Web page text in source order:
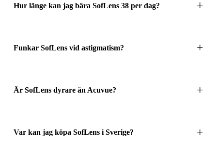
Hur länge kan jag bära SofLens 38 per dag?
Funkar SofLens vid astigmatism?
Är SofLens dyrare än Acuvue?
Var kan jag köpa SofLens i Sverige?